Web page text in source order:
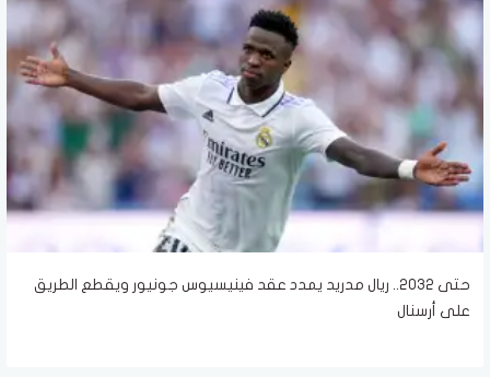
حتى 2032.. ريال مدريد يمدد عقد فينيسيوس جونيور ويقطع الطريق
على أرسنال